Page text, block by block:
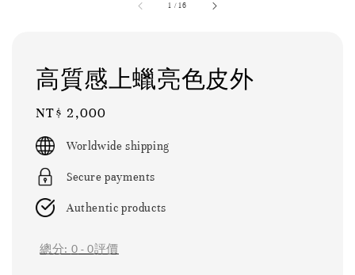
1 /16
高質感上蠟亮色皮外
Regular
price
NT$ 2,000
Worldwide shipping
Secure payments
Authentic products
總分: 0 - 0評價